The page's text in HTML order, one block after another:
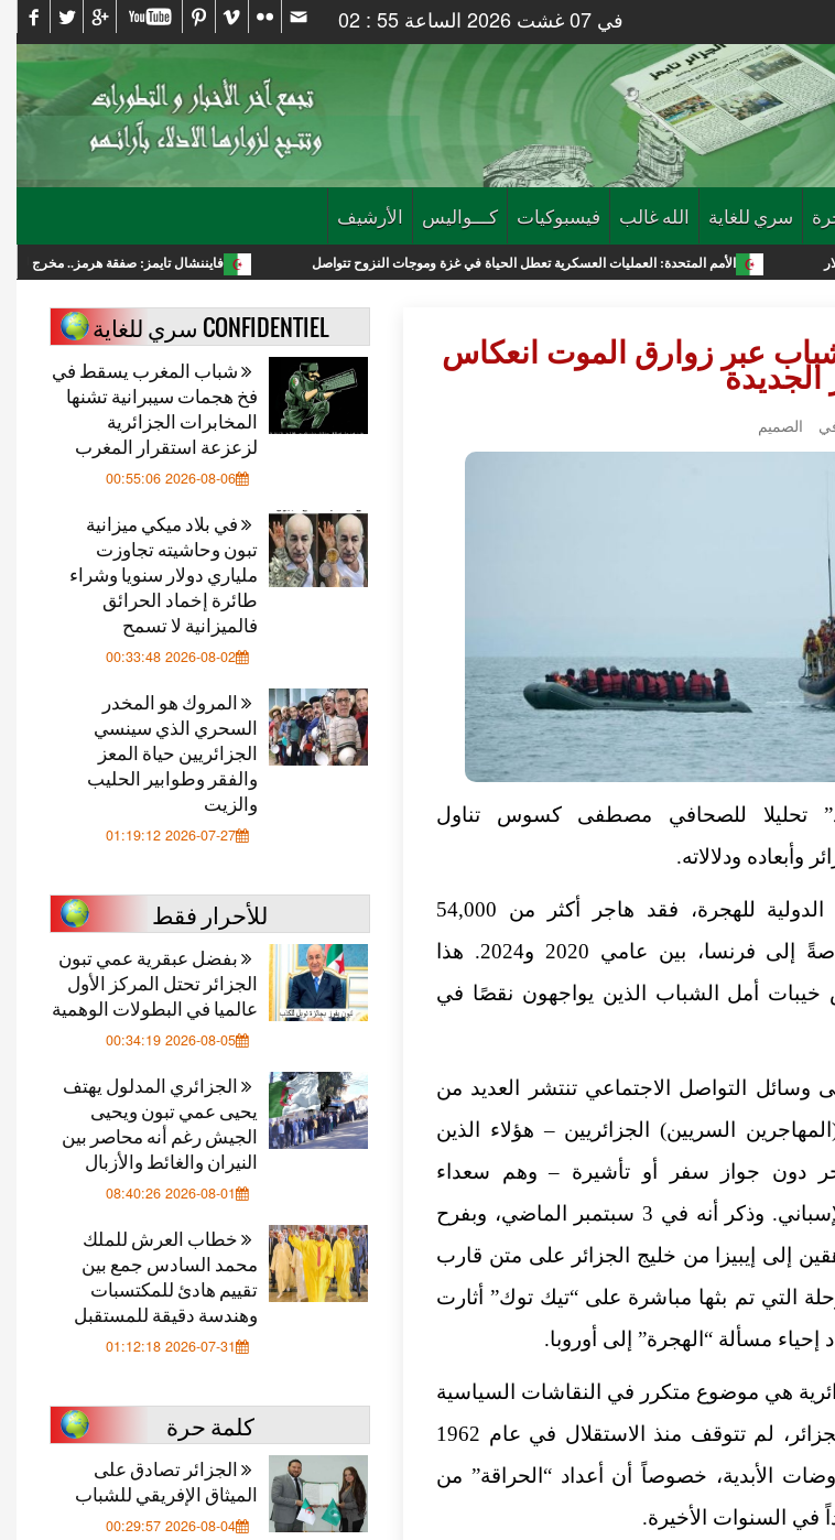
في 07 غشت 2026 الساعة 55 : 02
سري للغاية الله غالب فيسبوكيات كـــواليس الأرشيف
فايننشال تايمز: صفقة هرمز.. مخرج لترامب أم انتصار الأمم المتحدة: العمليات العسكرية تعطل الحياة في غزة وموجات النزوح تتواصل
CONFIDENTIEL سري للغاية
شباب المغرب يسقط في
فخ هجمات سيبرانية تشنها
المخابرات الجزائرية
لزعزعة استقرار المغرب
2026-08-06 00:55:06
في بلاد ميكي ميزانية
تبون وحاشيته تجاوزت
ملياري دولار سنويا وشراء
طائرة إخماد الحرائق
فالميزانية لا تسمح
2026-08-02 00:33:48
المروك هو المخدر
السحري الذي سينسي
الجزائريين حياة المعز
والفقر وطوابير الحليب
والزيت
2026-07-27 01:19:12
للأحرار فقط
بفضل عبقرية عمي تبون
الجزائر تحتل المركز الأول
عالميا في البطولات الوهمية
2026-08-05 00:34:19
الجزائري المدلول يهتف
يحيى عمي تبون ويحيى
الجيش رغم أنه محاصر بين
النيران والغائط والأزبال
2026-08-01 08:40:26
خطاب العرش للملك
محمد السادس جمع بين
تقييم هادئ للمكتسبات
وهندسة دقيقة للمستقبل
2026-07-31 01:12:18
كلمة حرة
الجزائر تصادق على
الميثاق الإفريقي للشباب
2026-08-04 00:29:57
عبر زوارق الموت انعكاس
الجديدة
الصميم
تحليلا للصحافي مصطفى كسوس تناول
وأبعاده ودلالاته.
وذكر أنه وفقًا للمنظمة الدولية للهجرة، فقد هاجر أكثر من 54,000
جزائري إلى أوروبا، وخاصةً إلى فرنسا، بين عامي 2020 و2024. هذا
خيبات أمل الشباب الذين يواجهون نقصًا في
وسائل التواصل الاجتماعي تنتشر العديد من
السريين) الجزائريين – هؤلاء الذين
دون جواز سفر أو تأشيرة – وهم سعداء
باقترابهم من الشاطئ الإسباني. وذكر أنه في 3 سبتمبر الماضي، وبفرح
إلى إيبيزا من خليج الجزائر
على متن قارب
التي تم بثها مباشرة على “تيك توك” أثارت
مسألة “الهجرة” إلى أوروبا.
هي موضوع متكرر في النقاشات السياسية
والإعلامية بين باريس والجزائر، لم تتوقف منذ الاستقلال في عام 1962
الأبدية، خصوصاً أن أعداد “الحراقة” من
في السنوات الأخيرة.